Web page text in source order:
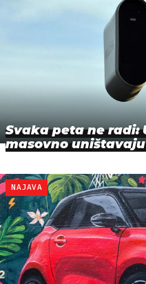
Svaka peta ne radi:
masovno
NAJAVA